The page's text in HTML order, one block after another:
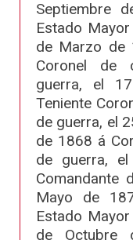
Septiembre
Estado
de Marzo de
Coronel de
guerra, el
Teniente
de guerra, el
de 1868 á
de guerra,
Comandante
Mayo de
Estado
de Octubre